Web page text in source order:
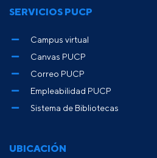
UBICACIÓN
SERVICIOS PUCP
Campus virtual
Canvas PUCP
Correo PUCP
Empleabilidad PUCP
Sistema de Bibliotecas